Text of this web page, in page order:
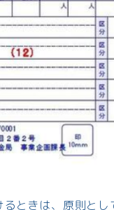
ときは、原則とし